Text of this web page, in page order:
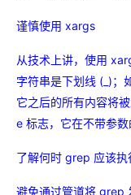
谨慎使用 xargs
从技术上讲，使用
字符串是下划线 (_)；
它之后的所有内容将
e 标志，它在不带参数
了解何时 grep 应该
避免通过管道将 grep